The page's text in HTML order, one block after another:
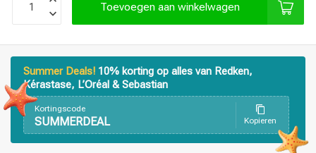
Haarstyling Haarkleuring
Toevoegen aan winkelwagen
Summer Deals! 10% korting op alles van Redken,
Kérastase, L’Oréal & Sebastian
Kortingscode
SUMMERDEAL Kopieren